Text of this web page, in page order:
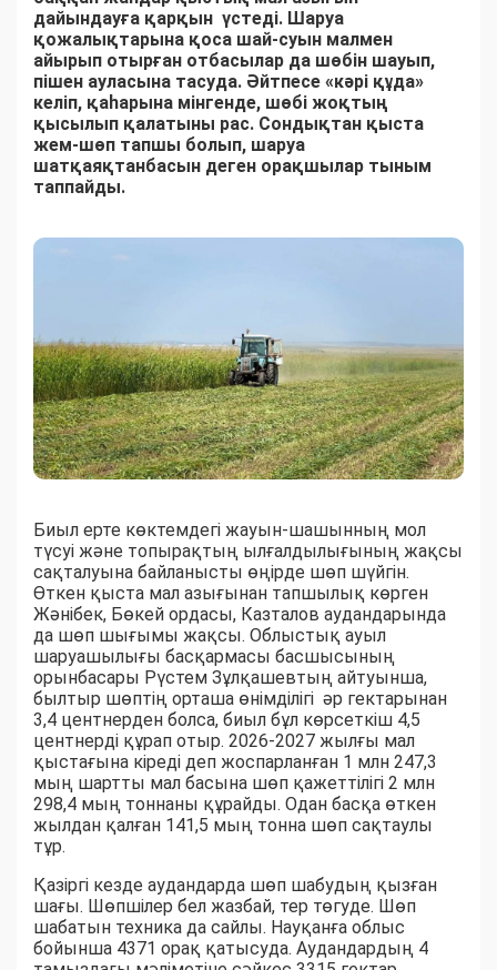
дайындауға қарқын үстеді. Шаруа
қожалықтарына қоса шай-суын малмен
айырып отырған отбасылар да шөбін шауып,
пішен ауласына тасуда. Әйтпесе «кәрі құда»
келіп, қаһарына мінгенде, шөбі жоқтың
қысылып қалатыны рас. Сондықтан қыста
жем-шөп тапшы болып, шаруа
шатқаяқтанбасын деген орақшылар тыным
таппайды.
Биыл ерте көктемдегі жауын-шашынның мол
түсуі және топырақтың ылғалдылығының жақсы
сақталуына байланысты өңірде шөп шүйгін.
Өткен қыста мал азығынан тапшылық көрген
Жәнібек, Бөкей ордасы, Казталов аудандарында
да шөп шығымы жақсы. Облыстық ауыл
шаруашылығы басқармасы басшысының
орынбасары Рүстем Зұлқашевтың айтуынша,
былтыр шөптің орташа өнімділігі әр гектарынан
3,4 центнерден болса, биыл бұл көрсеткіш 4,5
центнерді құрап отыр. 2026-2027 жылғы мал
қыстағына кіреді деп жоспарланған 1 млн 247,3
мың шартты мал басына шөп қажеттілігі 2 млн
298,4 мың тоннаны құрайды. Одан басқа өткен
жылдан қалған 141,5 мың тонна шөп сақтаулы
тұр.
Қазіргі кезде аудандарда шөп шабудың қызған
шағы. Шөпшілер бел жазбай, тер төгуде. Шөп
шабатын техника да сайлы. Науқанға облыс
бойынша 4371 орақ қатысуда. Аудандардың 4